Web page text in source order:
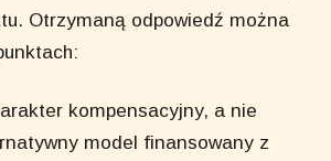
Otrzymaną odpowiedź można
kompensacyjny, a nie
model finansowany z